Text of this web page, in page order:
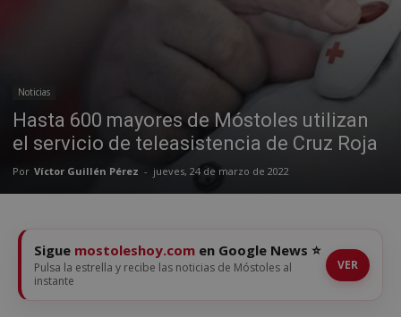
Noticias
Hasta 600 mayores de Móstoles utilizan
el servicio de teleasistencia de Cruz Roja
Por Víctor Guillén Pérez - jueves, 24 de marzo de 2022
Sigue mostoleshoy.com en Google News ⭐
Pulsa la estrella y recibe las noticias de Móstoles al
instante
VER